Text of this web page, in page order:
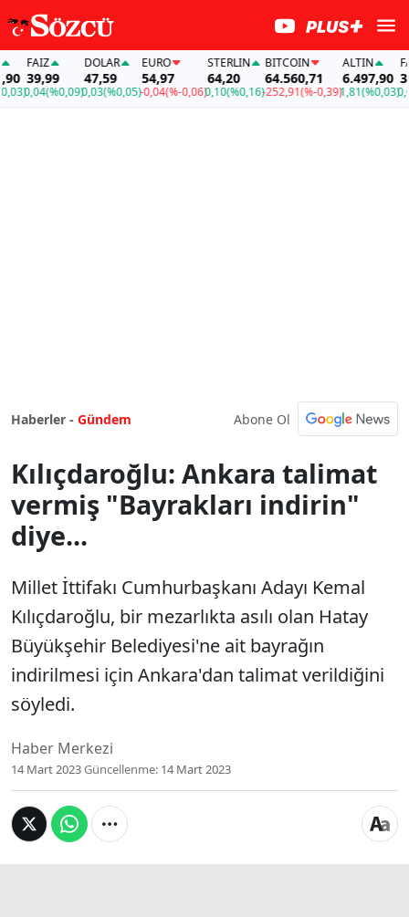
FAİZ
39,99
0,04(%0,09)
DOLAR
47,59
0,03(%0,05)
EURO
54,97
-0,04(%-0,06)
STERLIN
64,20
0,10(%0,16)
BITCOIN
64.560,71
-252,91(%-0,39)
ALTIN
6.497,90
1,81(%0,03)0,04
Haberler - Gündem Abone Ol
Kılıçdaroğlu: Ankara talimat
vermiş "Bayrakları indirin"
diye...
Millet İttifakı Cumhurbaşkanı Adayı Kemal
Kılıçdaroğlu, bir mezarlıkta asılı olan Hatay
Büyükşehir Belediyesi'ne ait bayrağın
indirilmesi için Ankara'dan talimat verildiğini
söyledi.
Haber Merkezi
14 Mart 2023Güncellenme: 14 Mart 2023